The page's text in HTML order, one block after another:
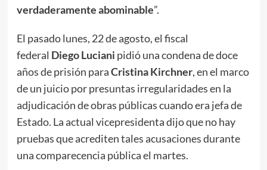
verdaderamente abominable”.
El pasado lunes, 22 de agosto, el fiscal
federal Diego Luciani pidió una condena de doce
años de prisión paraCristina Kirchner, en el marco
de un juicio por presuntas irregularidades en la
adjudicación de obras públicas cuando era jefa de
Estado. La actual vicepresidenta dijo que no hay
pruebas que acrediten tales acusaciones durante
una comparecencia pública el martes.